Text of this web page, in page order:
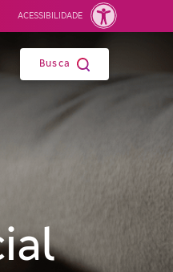
ACESSIBILIDADE
Busca